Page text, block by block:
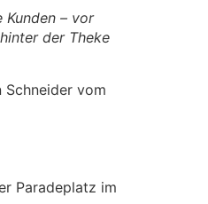
Kunden – vor
der Theke
Schneider vom
Paradeplatz im